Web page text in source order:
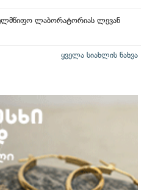
ლაბორატორიას ლევან
ყველა სიახლის ნახვა